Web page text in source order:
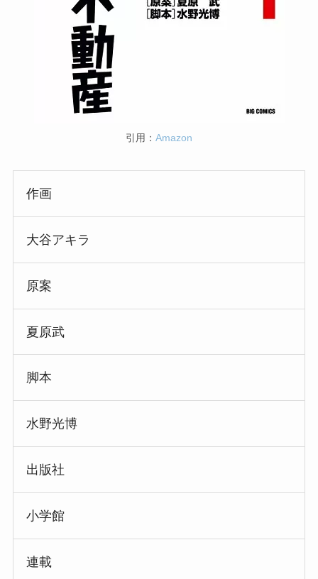
引用： Amazon
作画
大谷アキラ
原案
夏原武
脚本
水野光博
出版社
小学館
連載